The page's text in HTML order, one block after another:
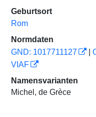
Geburtsort
Rom
Normdaten
GND: 1017711127
VIAF
Namensvarianten
Michel, de Grèce